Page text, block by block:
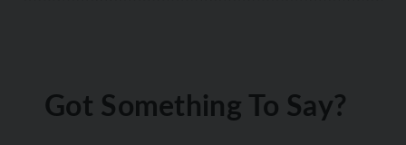
Got Something To Say?